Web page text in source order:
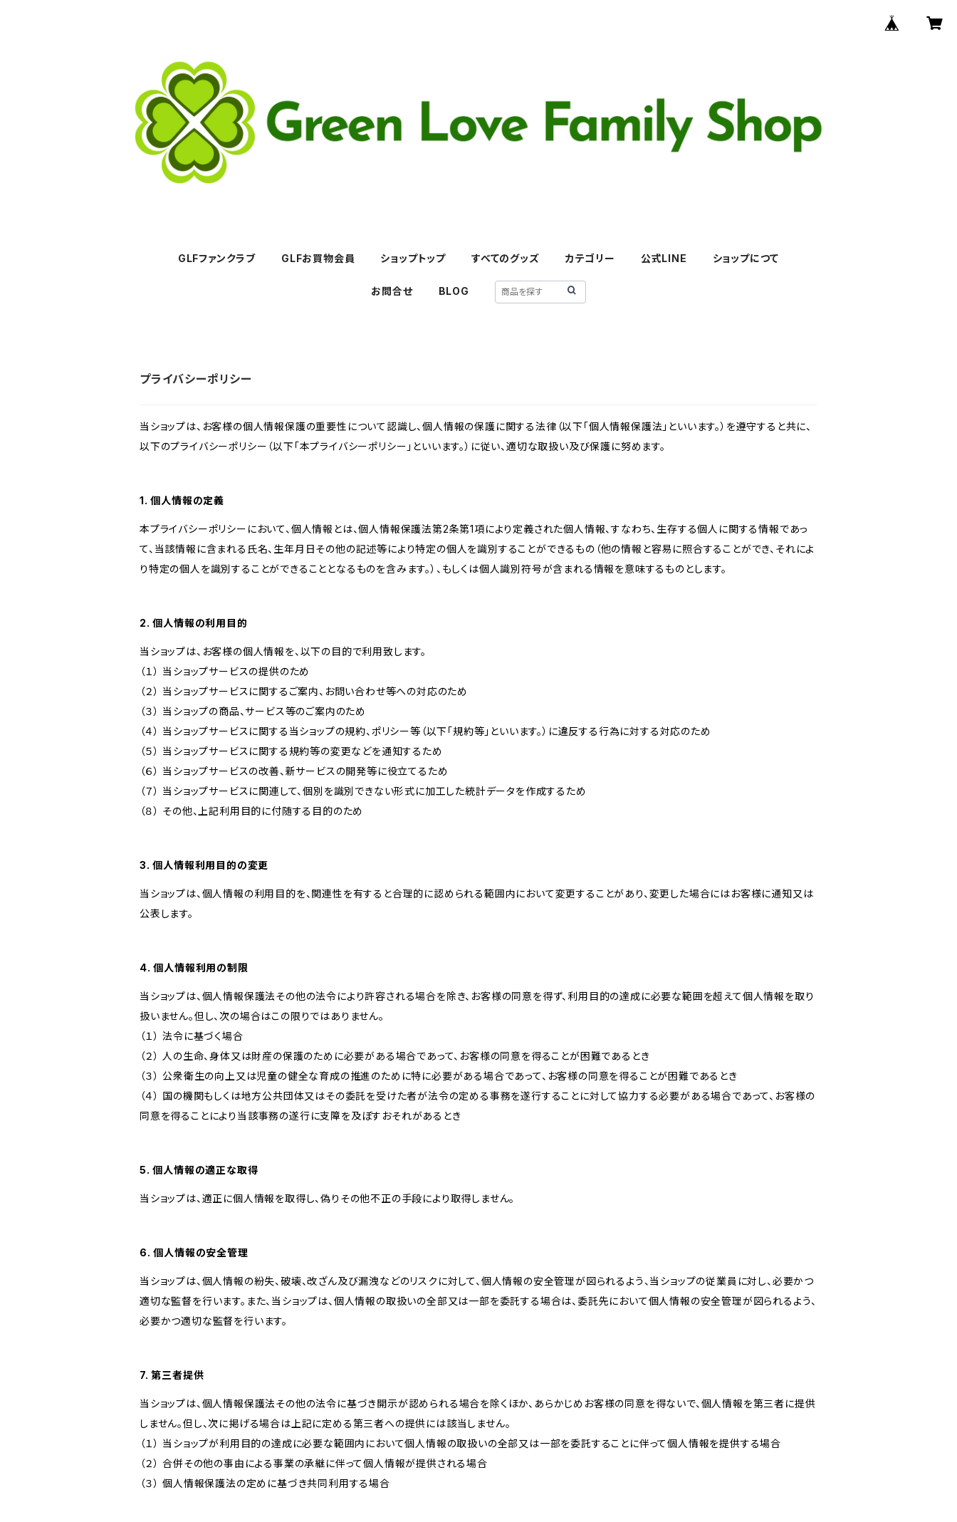
GLFファンクラブ GLFお買物会員 ショップトップ すべてのグッズ カテゴリー 公式LINE ショップにつて
お問合せ BLOG
プライバシーポリシー
当ショップは、お客様の個人情報保護の重要性について認識し、個人情報の保護に関する法律（以下「個人情報保護法」といいます。）を遵守すると共に、
以下のプライバシーポリシー（以下「本プライバシーポリシー」といいます。）に従い、適切な取扱い及び保護に努めます。
1. 個人情報の定義
本プライバシーポリシーにおいて、個人情報とは、個人情報保護法第2条第1項により定義された個人情報、すなわち、生存する個人に関する情報であっ
て、当該情報に含まれる氏名、生年月日その他の記述等により特定の個人を識別することができるもの（他の情報と容易に照合することができ、それによ
り特定の個人を識別することができることとなるものを含みます。）、もしくは個人識別符号が含まれる情報を意味するものとします。
2. 個人情報の利用目的
当ショップは、お客様の個人情報を、以下の目的で利用致します。
（１） 当ショップサービスの提供のため
（２） 当ショップサービスに関するご案内、お問い合わせ等への対応のため
（３） 当ショップの商品、サービス等のご案内のため
（４） 当ショップサービスに関する当ショップの規約、ポリシー等（以下「規約等」といいます。）に違反する行為に対する対応のため
（５） 当ショップサービスに関する規約等の変更などを通知するため
（６） 当ショップサービスの改善、新サービスの開発等に役立てるため
（７） 当ショップサービスに関連して、個別を識別できない形式に加工した統計データを作成するため
（８） その他、上記利用目的に付随する目的のため
3. 個人情報利用目的の変更
当ショップは、個人情報の利用目的を、関連性を有すると合理的に認められる範囲内において変更することがあり、変更した場合にはお客様に通知又は
公表します。
4. 個人情報利用の制限
当ショップは、個人情報保護法その他の法令により許容される場合を除き、お客様の同意を得ず、利用目的の達成に必要な範囲を超えて個人情報を取り
扱いません。但し、次の場合はこの限りではありません。
（１） 法令に基づく場合
（２） 人の生命、身体又は財産の保護のために必要がある場合であって、お客様の同意を得ることが困難であるとき
（３） 公衆衛生の向上又は児童の健全な育成の推進のために特に必要がある場合であって、お客様の同意を得ることが困難であるとき
（４） 国の機関もしくは地方公共団体又はその委託を受けた者が法令の定める事務を遂行することに対して協力する必要がある場合であって、お客様の
同意を得ることにより当該事務の遂行に支障を及ぼすおそれがあるとき
5. 個人情報の適正な取得
当ショップは、適正に個人情報を取得し、偽りその他不正の手段により取得しません。
6. 個人情報の安全管理
当ショップは、個人情報の紛失、破壊、改ざん及び漏洩などのリスクに対して、個人情報の安全管理が図られるよう、当ショップの従業員に対し、必要かつ
適切な監督を行います。また、当ショップは、個人情報の取扱いの全部又は一部を委託する場合は、委託先において個人情報の安全管理が図られるよう、
必要かつ適切な監督を行います。
7. 第三者提供
当ショップは、個人情報保護法その他の法令に基づき開示が認められる場合を除くほか、あらかじめお客様の同意を得ないで、個人情報を第三者に提供
しません。但し、次に掲げる場合は上記に定める第三者への提供には該当しません。
（１） 当ショップが利用目的の達成に必要な範囲内において個人情報の取扱いの全部又は一部を委託することに伴って個人情報を提供する場合
（２） 合併その他の事由による事業の承継に伴って個人情報が提供される場合
（３） 個人情報保護法の定めに基づき共同利用する場合